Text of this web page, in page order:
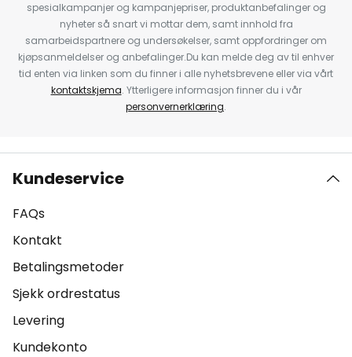
spesialkampanjer og kampanjepriser, produktanbefalinger og
nyheter så snart vi mottar dem, samt innhold fra
samarbeidspartnere og undersøkelser, samt oppfordringer om
kjøpsanmeldelser og anbefalinger.Du kan melde deg av til enhver
tid enten via linken som du finner i alle nyhetsbrevene eller via vårt
kontaktskjema. Ytterligere informasjon finner du i vår
personvernerklæring.
Kundeservice
FAQs
Kontakt
Betalingsmetoder
Sjekk ordrestatus
Levering
Kundekonto